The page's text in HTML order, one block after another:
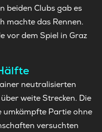
beiden Clubs gab es
machte das Rennen.
vor dem Spiel in Graz
neutralisierten
weite Strecken. Die
umkämpfte Partie ohne
versuchten